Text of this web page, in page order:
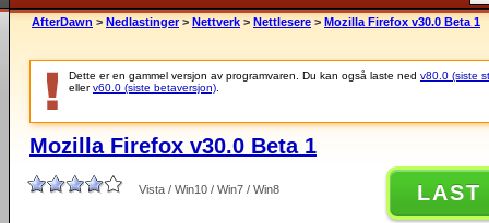
AfterDawn > Nedlastinger > Nettverk > Nettlesere > Mozilla Firefox v30.0 Beta 1
Dette er en gammel versjon av programvaren. Du kan også laste ned v80.0 (siste
ellerv60.0 (siste betaversjon)
Mozilla Firefox v30.0 Beta 1
Vista / Win10 / Win7 / Win8 LAST